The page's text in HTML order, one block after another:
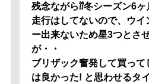
残念ながら⁇冬シーズン6
走行はしてないので、ウイ
ー出来ないため星3つとさ
が・・
ブリザック奮発して買っ
は良かった! と思わせるタ